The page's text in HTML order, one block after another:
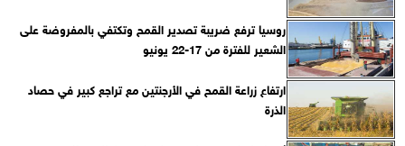
روسيا ترفع ضريبة تصدير القمح وتكتفي بالمفروضة على
الشعير للفترة من 17-22 يونيو
ارتفاع زراعة القمح في الأرجنتين مع تراجع كبير في حصاد
الذرة